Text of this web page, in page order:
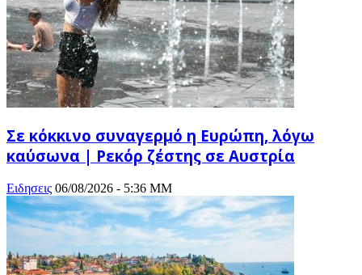
Σε κόκκινο συναγερμό η Ευρώπη, λόγω
καύσωνα | Ρεκόρ ζέστης σε Αυστρία
Ειδησεις 06/08/2026 - 5:36 ΜΜ